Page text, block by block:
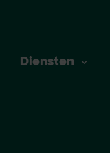
Diensten